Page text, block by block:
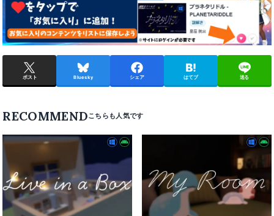
ポスト Bluesky シェア はてブ 送る
RECOMMEND